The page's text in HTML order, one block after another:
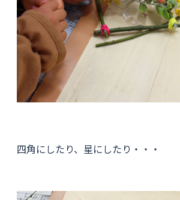
四角にしたり、星にしたり・・・